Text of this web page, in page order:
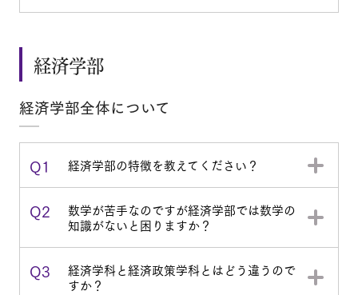
経済学部
経済学部全体について
Q1 経済学部の特徴を教えてください？
Q2 数学が苦手なのですが経済学部では数学の
知識がないと困りますか？
Q3 経済学科と経済政策学科とはどう違うので
すか？